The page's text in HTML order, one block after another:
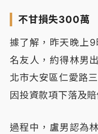
不甘損失300萬
據了解，昨天晚上
名友人，約得林男
北市大安區仁愛路
因投資款項下落及
過程中，盧男認為